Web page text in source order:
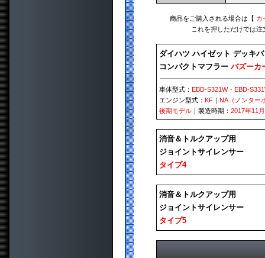
商品をご購入される場合は【 カ
これを押しただけでは
ダイハツ ハイゼット デッキ
コンパクトマフラーバズーカ
車体型式：EBD-S321W・EBD-
エンジン型式：KF ｜NA（ノンター
後期モデル ｜製造時期：2017年11
消音＆トルクアップ用
ジョイントサイレンサー
タイプ4
消音＆トルクアップ用
ジョイントサイレンサー
タイプ5